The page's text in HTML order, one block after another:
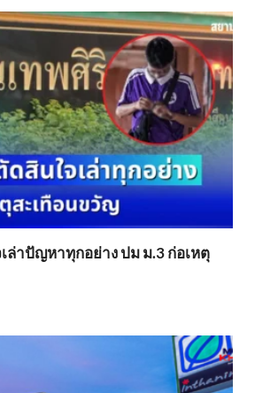
ล่าปัญหาทุกอย่าง ปม ม.3 ก่อเหตุ